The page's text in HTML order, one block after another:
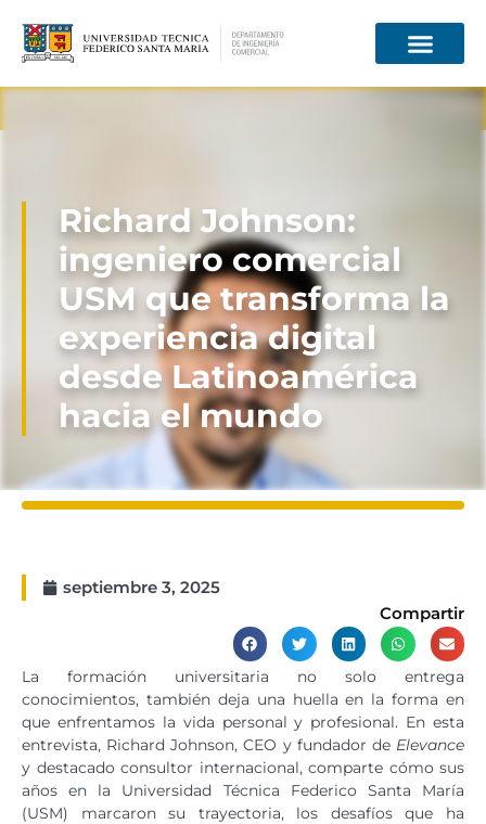
Richard Johnson:
ingeniero comercial
USM que transforma la
experiencia digital
desde Latinoamérica
hacia el mundo
septiembre 3, 2025
Compartir
La formación universitaria no solo entrega
conocimientos, también deja una huella en la forma en
que enfrentamos la vida personal y profesional. En esta
entrevista, Richard Johnson, CEO y fundador de Elevance
y destacado consultor internacional, comparte cómo sus
años en la Universidad Técnica Federico Santa María
(USM) marcaron su trayectoria, los desafíos que ha